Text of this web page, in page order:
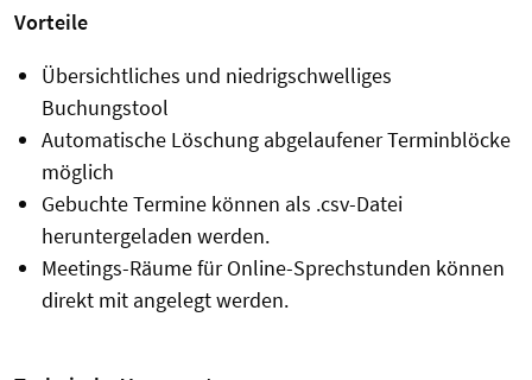
Vorteile
Übersichtliches und niedrigschwelliges
Buchungstool
Automatische Löschung abgelaufener Terminblöcke
möglich
Gebuchte Termine können als .csv-Datei
heruntergeladen werden.
Meetings-Räume für Online-Sprechstunden können
direkt mit angelegt werden.